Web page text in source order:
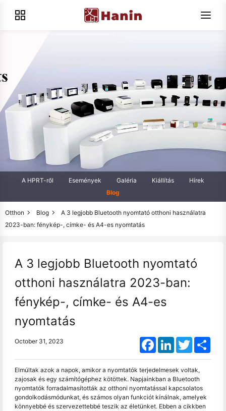
A HPRT-ről Események Galéria Kiállítás
Hírek
Blog
Otthon Blog
A 3 legjobb Bluetooth nyomtató otthoni használatra
2023-ban: fénykép-, címke- és A4-es nyomtatás
A 3 legjobb Bluetooth nyomtató
otthoni használatra 2023-ban:
fénykép-, címke- és A4-es
nyomtatás
October 31, 2023 FacebookLinkedInTwitter
Elmúltak azok a napok, amikor a nyomtatók terjedelmesek voltak,
zajosak és egy számítógéphez kötöttek. Napjainkban a Bluetooth
nyomtatók forradalmasították az otthoni nyomtatással kapcsolatos
gondolkodásmódunkat, és számos olyan funkciót kínálnak, amelyek
könnyebbé és szervezettebbé teszik az életünket. Ebben a cikkben